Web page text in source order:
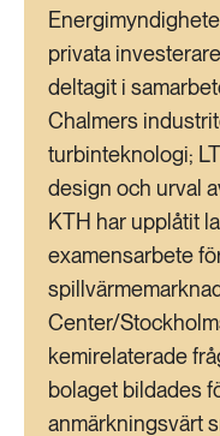
privata
deltagit i
Chalmers
turbinteknologi;
design och urval
KTH har upplåtit
examensarbete
Center/
kemirelaterade
bolaget bildades
anmärkningsvärt